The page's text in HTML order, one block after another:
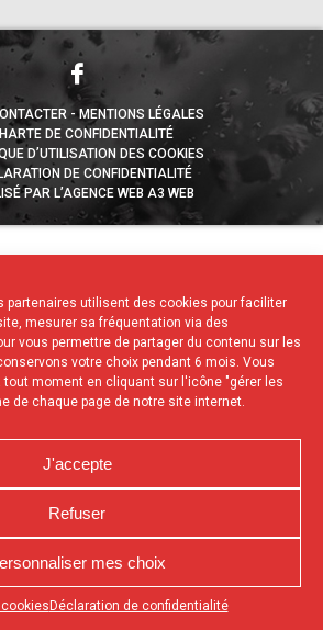
partenaires utilisent des cookies pour faciliter
mesurer sa fréquentation via des
vous permettre de partager du contenu sur les
votre choix pendant 6 mois. Vous
moment en cliquant sur l'icône "gérer les
de chaque page de notre site internet.
J'accepte
Refuser
mes choix
Déclaration de confidentialité
en bas de votre
MENTIONS LÉGALES
DE CONFIDENTIALITÉ
D’UTILISATION DES COOKIES
DE CONFIDENTIALITÉ
PAR L’AGENCE WEB A3 WEB